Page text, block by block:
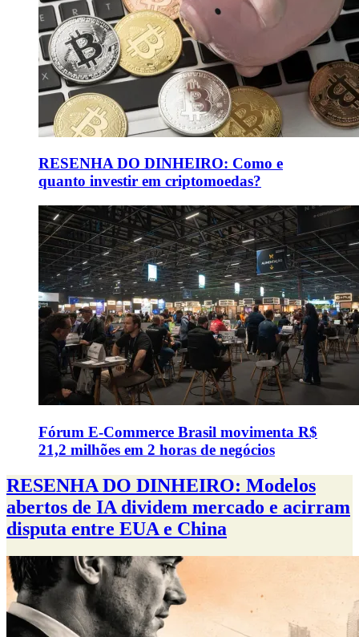
RESENHA DO DINHEIRO: Como e
quanto investir em criptomoedas?
Fórum E-Commerce Brasil movimenta R$
21,2 milhões em 2 horas de negócios
RESENHA DO DINHEIRO: Modelos
abertos de IA dividem mercado e acirram
disputa entre EUA e China